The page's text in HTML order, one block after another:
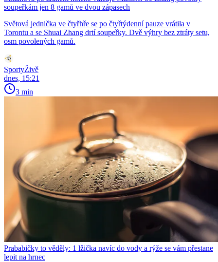
soupeřkám jen 8 gamů ve dvou zápasech
Světová jednička ve čtyřhře se po čtyřtýdenní pauze vrátila v
Torontu a se Shuai Zhang drtí soupeřky. Dvě výhry bez ztráty setu,
osm povolených gamů.
SportyŽivě
dnes, 15:21
3 min
Prababičky to věděly: 1 lžička navíc do vody a rýže se vám přestane
lepit na hrnec